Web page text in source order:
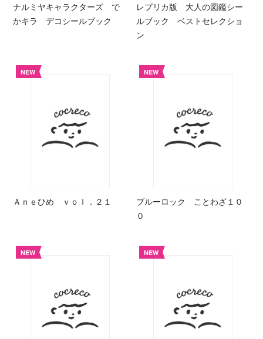
ナルミヤキャラクターズ で
かキラ デコシールブック
レプリカ版 大人の図鑑シー
ルブック ベストセレクショ
ン
NEW
Ａｎｅひめ ｖｏｌ．２１
NEW
ブルーロック ことわざ１０
０
NEW NEW